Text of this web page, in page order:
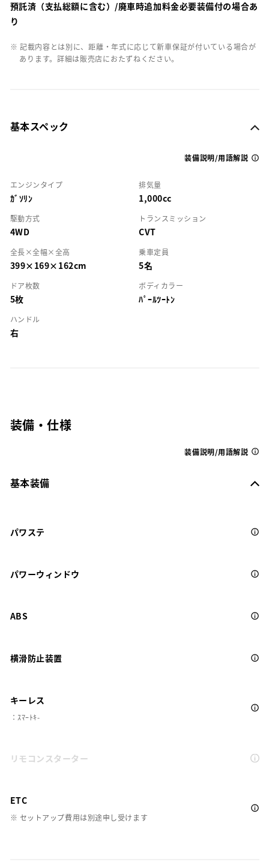
預託済（支払総額に含む）/廃車時追加料金必要装備付の場合あ
り
※ 記載内容とは別に、距離・年式に応じて新車保証が付いている場合が
あります。詳細は販売店におたずねください。
基本スペック
装備説明/用語解説
エンジンタイプ
ｶﾞｿﾘﾝ
排気量
1,000cc
駆動方式
4WD
トランスミッション
CVT
全長×全幅×全高
399×169×162cm
乗車定員
5名
ドア枚数
5枚
ボディカラー
ﾊﾟｰﾙﾂｰﾄﾝ
ハンドル
右
装備・仕様
装備説明/用語解説
基本装備
パワステ
パワーウィンドウ
ABS
横滑防止装置
キーレス
：ｽﾏｰﾄｷ-
リモコンスターター
ETC
※ セットアップ費用は別途申し受けます